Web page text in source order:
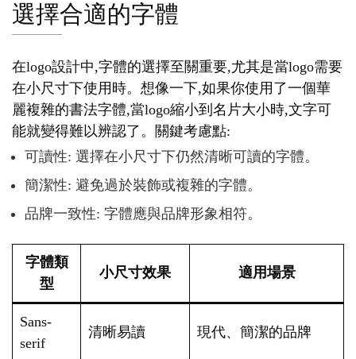
選擇合適的字體
在logo設計中,字體的選擇至關重要,尤其是當logo需要
在小尺寸下使用時。想像一下,如果你使用了一個華
麗複雜的書法字體,當logo縮小到名片大小時,文字可
能就變得難以辨認了。關鍵考慮點:
可讀性: 選擇在小尺寸下仍然清晰可讀的字體。
簡潔性: 避免過於裝飾或複雜的字體。
品牌一致性: 字體應與品牌形象相符。
字體類
型
小尺寸效果 適用場景
Sans-
serif
清晰易讀 現代、簡潔的品牌